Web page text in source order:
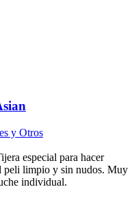
y Otros
especial para hacer
peli limpio y sin nudos. Muy
individual.